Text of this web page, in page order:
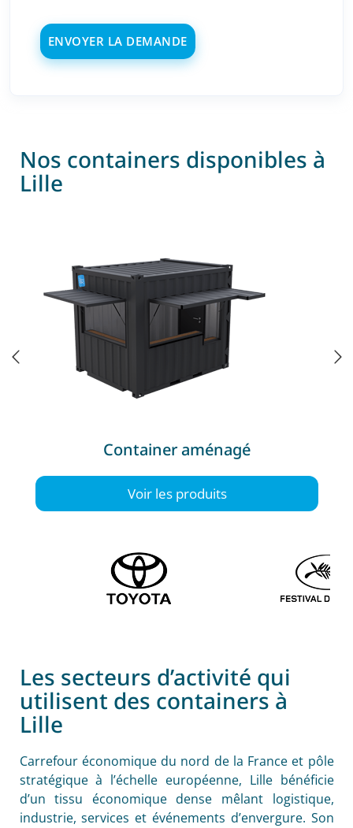
Nos containers disponibles à
Lille
Container aménagé
Voir les produits
Les secteurs d’activité qui
utilisent des containers à
Lille
Carrefour économique du nord de la France et pôle
stratégique à l’échelle européenne, Lille bénéficie
d’un tissu économique dense mêlant logistique,
industrie, services et événements d’envergure. Son